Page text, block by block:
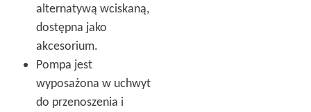
alternatywą wciskaną,
dostępna jako
akcesorium.
Pompa jest
wyposażona w uchwyt
do przenoszenia i